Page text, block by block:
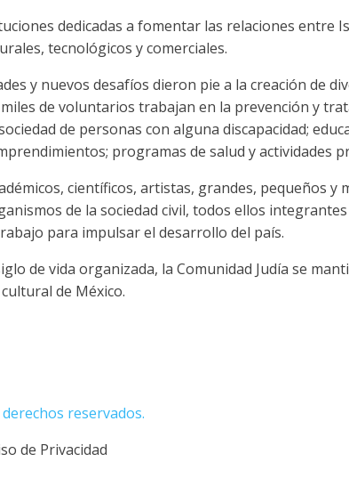
dedicadas a fomentar las relaciones entre
tecnológicos y comerciales.
y nuevos desafíos dieron pie a la creación de
de voluntarios trabajan en la prevención y
de personas con alguna discapacidad;
programas de salud y actividades
científicos, artistas, grandes, pequeños
de la sociedad civil, todos ellos
para impulsar el desarrollo del país.
de vida organizada, la Comunidad Judía se
de México.
reservados.
de Privacidad